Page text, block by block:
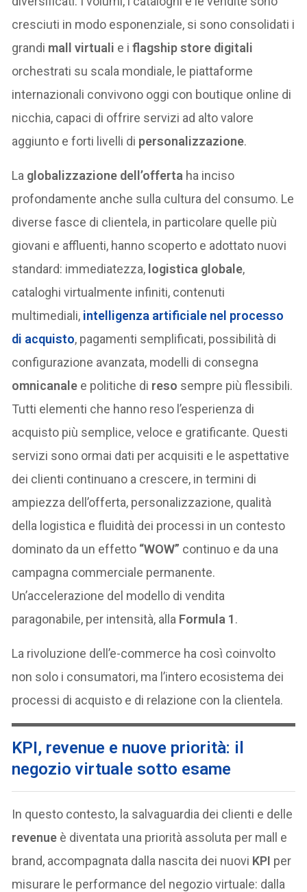
cresciuti in modo esponenziale, si sono consolidati i
grandi mall virtuali e iflagship store digitali
orchestrati su scala mondiale, le piattaforme
internazionali convivono oggi con boutique online di
nicchia, capaci di offrire servizi ad alto valore
aggiunto e forti livelli di personalizzazione.
La globalizzazione dell’offerta ha inciso
profondamente anche sulla cultura del consumo. Le
diverse fasce di clientela, in particolare quelle più
giovani e affluenti, hanno scoperto e adottato nuovi
standard: immediatezza, logistica globale,
cataloghi virtualmente infiniti, contenuti
multimediali, intelligenza artificiale nel processo
di acquisto, pagamenti semplificati, possibilità di
configurazione avanzata, modelli di consegna
omnicanale e politiche di reso sempre più flessibili.
Tutti elementi che hanno reso l’esperienza di
acquisto più semplice, veloce e gratificante. Questi
servizi sono ormai dati per acquisiti e le aspettative
dei clienti continuano a crescere, in termini di
ampiezza dell’offerta, personalizzazione, qualità
della logistica e fluidità dei processi in un contesto
dominato da un effetto “WOW” continuo e da una
campagna commerciale permanente.
Un’accelerazione del modello di vendita
paragonabile, per intensità, alla Formula 1.
La rivoluzione dell’e-commerce ha così coinvolto
non solo i consumatori, ma l’intero ecosistema dei
processi di acquisto e di relazione con la clientela.
KPI, revenue e nuove priorità: il
negozio virtuale sotto esame
In questo contesto, la salvaguardia dei clienti e delle
revenue è diventata una priorità assoluta per mall e
brand, accompagnata dalla nascita dei nuovi KPI per
misurare le performance del negozio virtuale: dalla